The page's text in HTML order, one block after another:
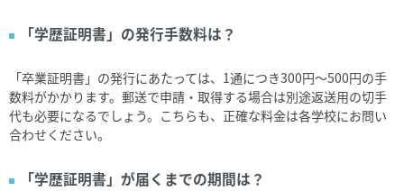
「学歴証明書」の発行手数料は？
「卒業証明書」の発行にあたっては、 1通につき300円～500円の手
数料がかかります。郵送で申請・取得する場合は別途返送用の切手
代も必要になるでしょう。こちらも、正確な料金は各学校にお問い
合わせください。
「学歴証明書」が届くまでの期間は？